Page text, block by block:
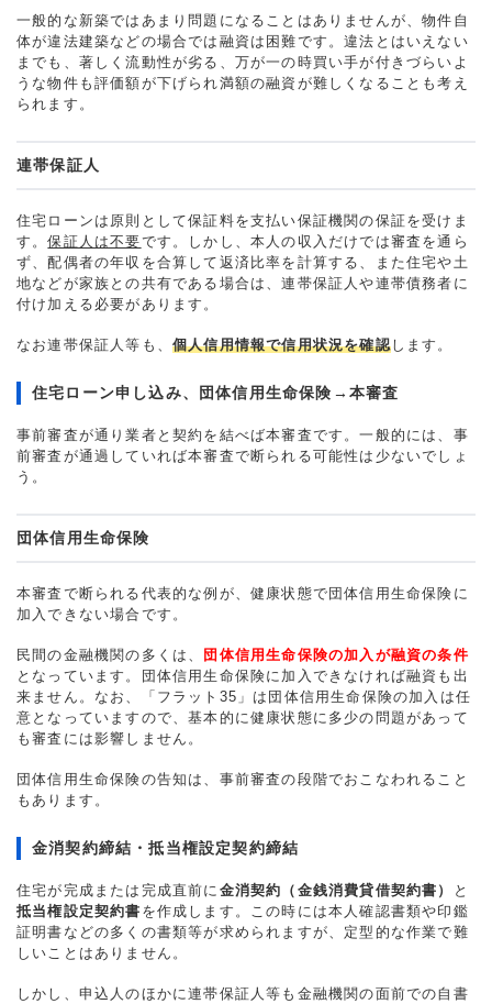
一般的な新築ではあまり問題になることはありませんが、物件自
体が違法建築などの場合では融資は困難です。違法とはいえない
までも、著しく流動性が劣る、万が一の時買い手が付きづらいよ
うな物件も評価額が下げられ満額の融資が難しくなることも考え
られます。
連帯保証人
住宅ローンは原則として保証料を支払い保証機関の保証を受けま
す。保証人は不要です。しかし、本人の収入だけでは審査を通ら
ず、配偶者の年収を合算して返済比率を計算する、また住宅や土
地などが家族との共有である場合は、連帯保証人や連帯債務者に
付け加える必要があります。
なお連帯保証人等も、 個人信用情報で信用状況を確認します。
住宅ローン申し込み、団体信用生命保険→本審査
事前審査が通り業者と契約を結べば本審査です。一般的には、事
前審査が通過していれば本審査で断られる可能性は少ないでしょ
う。
団体信用生命保険
本審査で断られる代表的な例が、健康状態で団体信用生命保険に
加入できない場合です。
民間の金融機関の多くは、 団体信用生命保険の加入が融資の条件
となっています。団体信用生命保険に加入できなければ融資も出
来ません。なお、「フラット35」は団体信用生命保険の加入は任
意となっていますので、基本的に健康状態に多少の問題があって
も審査には影響しません。
団体信用生命保険の告知は、事前審査の段階でおこなわれること
もあります。
金消契約締結・抵当権設定契約締結
住宅が完成または完成直前に 金消契約（金銭消費貸借契約書）
と
抵当権設定契約書 を作成します。この時には本人確認書類や印鑑
証明書などの多くの書類等が求められますが、定型的な作業で難
しいことはありません。
しかし、申込人のほかに連帯保証人等も金融機関の面前での自書